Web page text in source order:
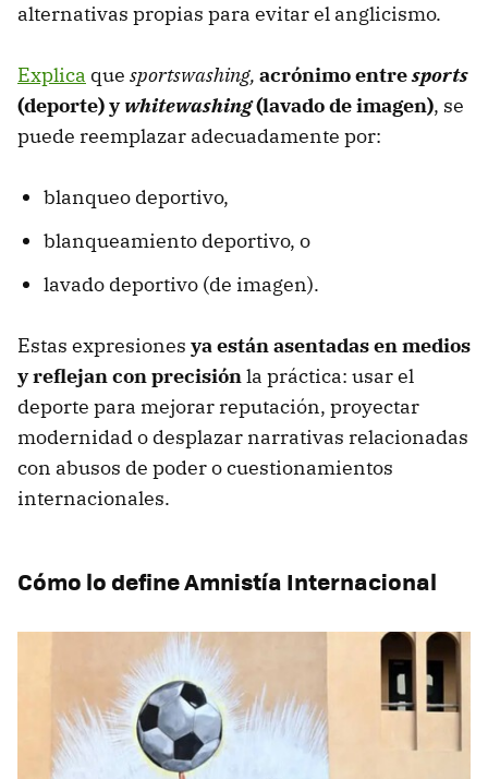
alternativas propias para evitar el anglicismo.
Explica que sportswashing, acrónimo entresports
(deporte) ywhitewashing(lavado de imagen), se
puede reemplazar adecuadamente por:
blanqueo deportivo,
blanqueamiento deportivo, o
lavado deportivo (de imagen).
Estas expresiones ya están asentadas en medios
y reflejan con precisiónla práctica: usar el
deporte para mejorar reputación, proyectar
modernidad o desplazar narrativas relacionadas
con abusos de poder o cuestionamientos
internacionales.
Cómo lo define Amnistía Internacional